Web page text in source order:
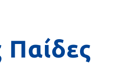
Παίδες